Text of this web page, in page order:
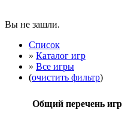
Вы не зашли.
Список
» Каталог игр
» Все игры
(очистить фильтр)
Общий перечень игр